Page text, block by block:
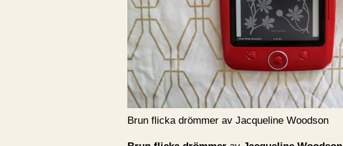
Brun flicka drömmer av Jacqueline Woodson